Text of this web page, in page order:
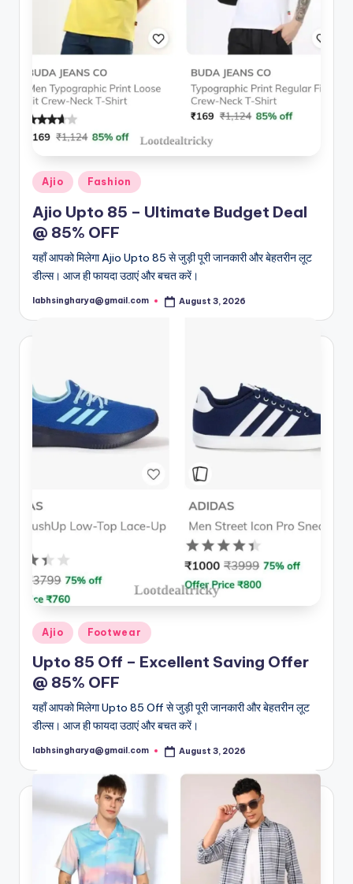
Posted
in
Ajio Fashion
Ajio Upto 85 – Ultimate Budget Deal
@ 85% OFF
यहाँ आपको मिलेगा Ajio Upto 85 से जुड़ी पूरी जानकारी और बेहतरीन लूट
डील्स। आज ही फायदा उठाएं और बचत करें।
Posted
labhsingharya@gmail.com August 3, 2026
Posted
in
Ajio Footwear
Upto 85 Off – Excellent Saving Offer
@ 85% OFF
यहाँ आपको मिलेगा Upto 85 Off से जुड़ी पूरी जानकारी और बेहतरीन लूट
डील्स। आज ही फायदा उठाएं और बचत करें।
Posted
labhsingharya@gmail.com August 3, 2026